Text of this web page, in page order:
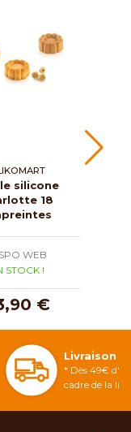
silicone
18
WEB
STOCK !
€
Livraison
* Dès 49€
cadre de la